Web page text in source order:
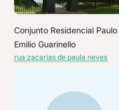
Conjunto Residencial Paulo
Emilio Guarinello
rua zacarias de paula neves